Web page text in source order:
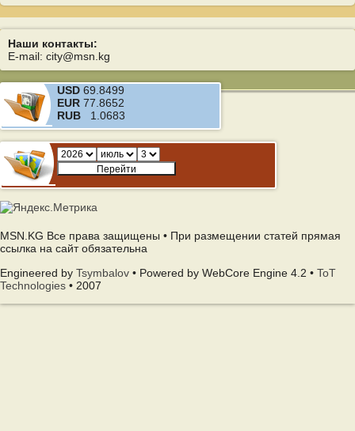
Наши контакты:
E-mail: city@msn.kg
USD 69.8499
EUR 77.8652
RUB 1.0683
MSN.KG Все права защищены • При размещении статей прямая
ссылка на сайт обязательна
Engineered by Tsymbalov • Powered by WebCore Engine 4.2 • ToT
Technologies • 2007